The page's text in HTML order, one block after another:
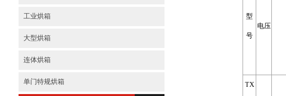
工业烘箱
大型烘箱
连体烘箱
单门特规烘箱
型
号
电压
TX